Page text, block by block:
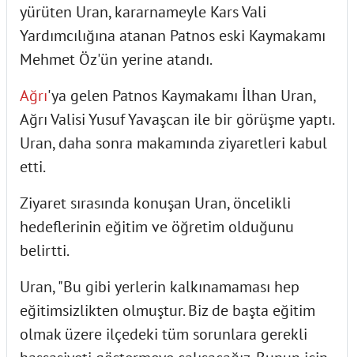
yürüten Uran, kararnameyle Kars Vali
Yardımcılığına atanan Patnos eski Kaymakamı
Mehmet Öz'ün yerine atandı.
Ağrı'ya gelen Patnos Kaymakamı İlhan Uran,
Ağrı Valisi Yusuf Yavaşcan ile bir görüşme yaptı.
Uran, daha sonra makamında ziyaretleri kabul
etti.
Ziyaret sırasında konuşan Uran, öncelikli
hedeflerinin eğitim ve öğretim olduğunu
belirtti.
Uran, "Bu gibi yerlerin kalkınamaması hep
eğitimsizlikten olmuştur. Biz de başta eğitim
olmak üzere ilçedeki tüm sorunlara gerekli